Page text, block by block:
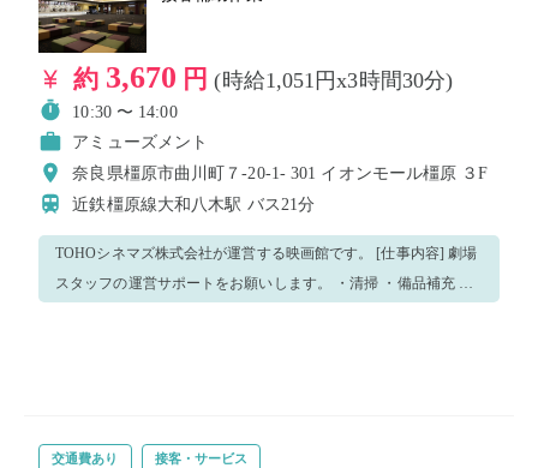
約 3,670 円(時給1,051円x3時間30分)
10:30 〜 14:00
アミューズメント
奈良県橿原市曲川町７-20-1- 301 イオンモール橿原 ３F
近鉄橿原線大和八木駅 バス21分
TOHOシネマズ株式会社が運営する映画館です。 [仕事内容] 劇場
スタッフの運営サポートをお願いします。 ・清掃 ・備品補充 ・
交通費あり 接客・サービス